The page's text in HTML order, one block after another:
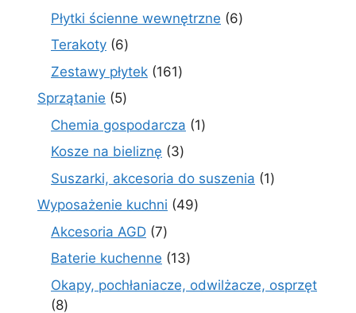
produktów
Płytki ścienne wewnętrzne 66
Terakoty 66
produktów
Zestawy płytek 161161
Sprzątanie 55
produktów
Chemia gospodarcza 11
Kosze na bieliznę 33
produkty
Suszarki, akcesoria do suszenia 11
Wyposażenie kuchni 4949
Akcesoria AGD 77
produktów
Baterie kuchenne 1313
produktów
Okapy, pochłaniacze, odwilżacze, osprzęt
88